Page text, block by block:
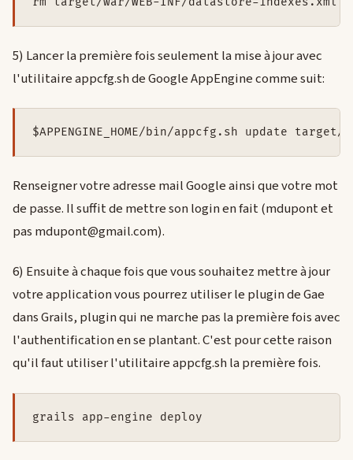
5) Lancer la première fois seulement la mise à jour avec
l'utilitaire appcfg.sh de Google AppEngine comme suit:
Renseigner votre adresse mail Google ainsi que votre mot
de passe. Il suffit de mettre son login en fait (mdupont et
pas mdupont@gmail.com).
6) Ensuite à chaque fois que vous souhaitez mettre à jour
votre application vous pourrez utiliser le plugin de Gae
dans Grails, plugin qui ne marche pas la première fois avec
l'authentification en se plantant. C'est pour cette raison
qu'il faut utiliser l'utilitaire appcfg.sh la première fois.